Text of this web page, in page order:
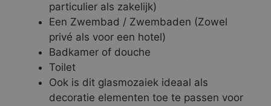
particulier als zakelijk)
Een Zwembad / Zwembaden (Zowel
privé als voor een hotel)
Badkamer of douche
Toilet
Ook is dit glasmozaiek ideaal als
decoratie elementen toe te passen voor